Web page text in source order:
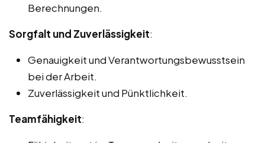
Berechnungen.
Sorgfalt und Zuverlässigkeit:
Genauigkeit und Verantwortungsbewusstsein
bei der Arbeit.
Zuverlässigkeit und Pünktlichkeit.
Teamfähigkeit: